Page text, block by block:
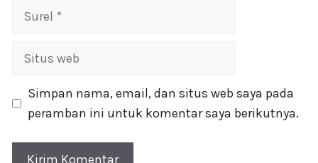
Surel
Situs
Simpan nama, email, dan situs web saya pada
peramban ini untuk komentar saya berikutnya.